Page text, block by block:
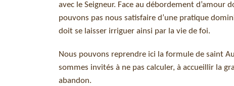
avec le Seigneur. Face au débordement d’amour
pouvons pas nous satisfaire d’une pratique
doit se laisser irriguer ainsi par la vie de foi.
Nous pouvons reprendre ici la formule de saint
sommes invités à ne pas calculer, à accueillir la
abandon.